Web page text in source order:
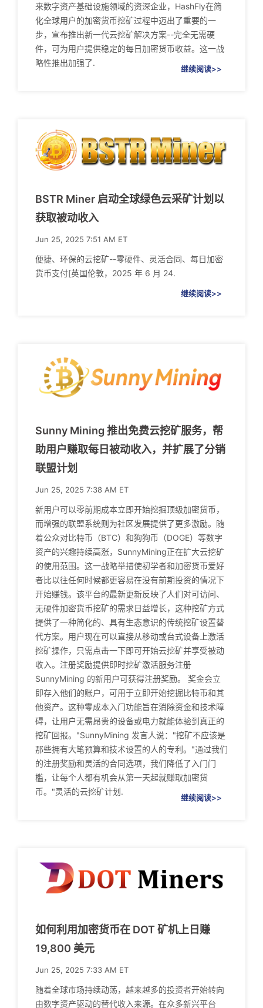
来数字资产基础设施领域的资深企业，HashFly在简
化全球用户的加密货币挖矿过程中迈出了重要的一
步，宣布推出新一代云挖矿解决方案--完全无需硬
件，可为用户提供稳定的每日加密货币收益。这一战
略性推出加强了.
继续阅读>>
BSTR Miner 启动全球绿色云采矿计划以
获取被动收入
Jun 25, 2025 7:51 AM ET
便捷、环保的云挖矿--零硬件、灵活合同、每日加密
货币支付[英国伦敦，2025 年 6 月 24.
继续阅读>>
Sunny Mining 推出免费云挖矿服务，帮
助用户赚取每日被动收入，并扩展了分销
联盟计划
Jun 25, 2025 7:38 AM ET
新用户可以零前期成本立即开始挖掘顶级加密货币，
而增强的联盟系统则为社区发展提供了更多激励。随
着公众对比特币（BTC）和狗狗币（DOGE）等数字
资产的兴趣持续高涨，SunnyMining正在扩大云挖矿
的使用范围。这一战略举措使初学者和加密货币爱好
者比以往任何时候都更容易在没有前期投资的情况下
开始赚钱。该平台的最新更新反映了人们对可访问、
无硬件加密货币挖矿的需求日益增长，这种挖矿方式
提供了一种简化的、具有生态意识的传统挖矿设置替
代方案。用户现在可以直接从移动或台式设备上激活
挖矿操作，只需点击一下即可开始云挖矿并享受被动
收入。注册奖励提供即时挖矿激活服务注册
SunnyMining 的新用户可获得注册奖励。 奖金会立
即存入他们的账户，可用于立即开始挖掘比特币和其
他资产。这种零成本入门功能旨在消除资金和技术障
碍，让用户无需昂贵的设备或电力就能体验到真正的
挖矿回报。"SunnyMining 发言人说："挖矿不应该是
那些拥有大笔预算和技术设置的人的专利。"通过我们
的注册奖励和灵活的合同选项，我们降低了入门门
槛，让每个人都有机会从第一天起就赚取加密货
币。"灵活的云挖矿计划.
继续阅读>>
如何利用加密货币在 DOT 矿机上日赚
19,800 美元
Jun 25, 2025 7:33 AM ET
随着全球市场持续动荡，越来越多的投资者开始转向
由数字资产驱动的替代收入来源。在众多新兴平台